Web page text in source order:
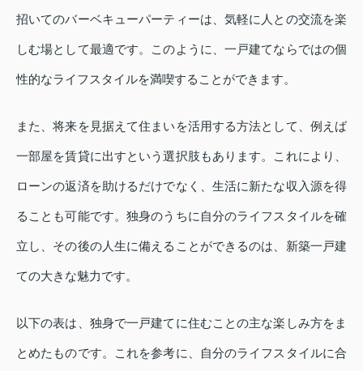
招いてのバーベキューパーティーは、気軽に人との交流を楽
しむ場として最適です。このように、一戸建てならではの個
性的なライフスタイルを満喫することができます。
また、将来を見据えて住まいを活用する方法として、例えば
一部屋を賃貸に出すという選択肢もあります。これにより、
ローンの返済を助けるだけでなく、生活に新たな収入源を得
ることも可能です。独身のうちに自分のライフスタイルを確
立し、その後の人生に備えることができるのは、新築一戸建
ての大きな魅力です。
以下の表は、独身で一戸建てに住むことの主な楽しみ方をま
とめたものです。これを参考に、自分のライフスタイルに合